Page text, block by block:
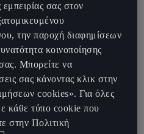
σας στον
την παροχή διαφημίσεων
κοινοποίησης
Μπορείτε να
σας κάνοντας κλικ στην
cookies». Για όλες
κάθε τύπο cookie που
στην Πολιτική